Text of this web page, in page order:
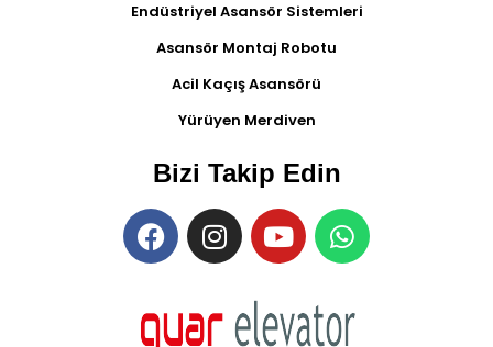
Endüstriyel Asansör Sistemleri
Asansör Montaj Robotu
Acil Kaçış Asansörü
Yürüyen Merdiven
Bizi Takip Edin